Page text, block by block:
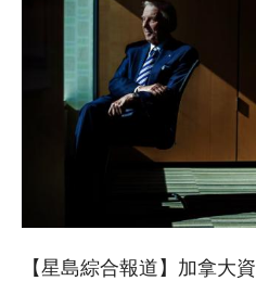
【星島綜合報道】加拿大